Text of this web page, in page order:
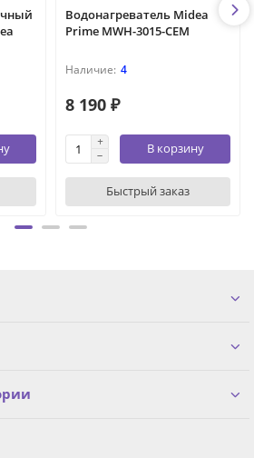
Водонагреватель Midea
Prime MWH-3015-CEM
4
8 190 ₽
В корзину
Быстрый заказ